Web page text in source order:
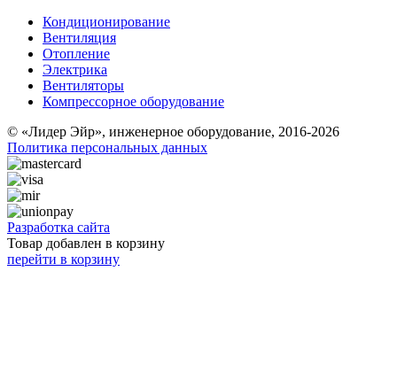
Кондиционирование
Вентиляция
Отопление
Электрика
Вентиляторы
Компрессорное оборудование
© «Лидер Эйр», инженерное оборудование, 2016-2026
Политика персональных данных
Разработка сайта
Товар добавлен в корзину
перейти в корзину